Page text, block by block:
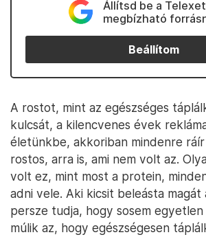
Állítsd be a Telexet
megbízható
Beállítom
A rostot, mint az egészséges
kulcsát, a kilencvenes évek
életünkbe, akkoriban mindenre
rostos, arra is, ami nem volt az.
volt ez, mint most a protein,
adni vele. Aki kicsit beleásta
persze tudja, hogy sosem
múlik az, hogy egészségesen